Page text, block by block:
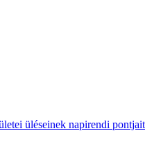
üléseinek napirendi